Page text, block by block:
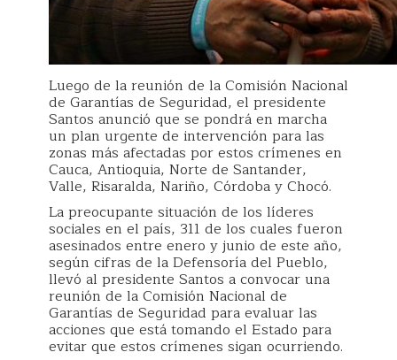
Luego de la reunión de la Comisión Nacional
de Garantías de Seguridad, el presidente
Santos anunció que se pondrá en marcha
un plan urgente de intervención para las
zonas más afectadas por estos crímenes en
Cauca, Antioquia, Norte de Santander,
Valle, Risaralda, Nariño, Córdoba y Chocó.
La preocupante situación de los líderes
sociales en el país, 311 de los cuales fueron
asesinados entre enero y junio de este año,
según cifras de la Defensoría del Pueblo,
llevó al presidente Santos a convocar una
reunión de la Comisión Nacional de
Garantías de Seguridad para evaluar las
acciones que está tomando el Estado para
evitar que estos crímenes sigan ocurriendo.